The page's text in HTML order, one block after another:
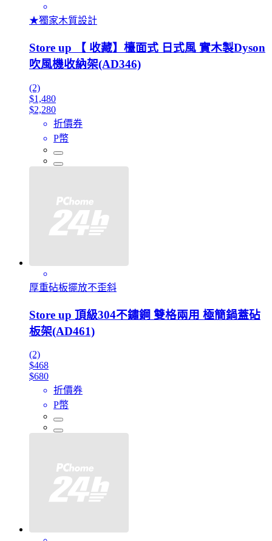
★獨家木質設計
Store up 【 收藏】檯面式 日式風 實木製Dyson
吹風機收納架(AD346)
(2)
$1,480
$2,280
折價券
P幣
厚重砧板擺放不歪斜
Store up 頂級304不鏽鋼 雙格兩用 極簡鍋蓋砧
板架(AD461)
(2)
$468
$680
折價券
P幣